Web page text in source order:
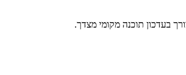
בעדכון תוכנה מקומי מצדך.